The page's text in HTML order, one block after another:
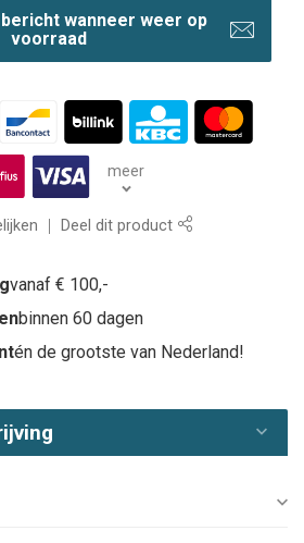
wanneer weer op
voorraad
meer
Deel dit product
vanaf € 100,-
binnen 60 dagen
én de grootste van Nederland!